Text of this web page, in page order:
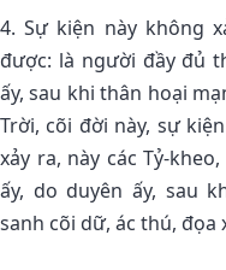
4. Sự kiện này không
được: là người đầy đủ
ấy, sau khi thân hoại
Trời, cõi đời này, sự
xảy ra, này các Tỷ-
ấy, do duyên ấy, sau
sanh cõi dữ, ác thú, đọa